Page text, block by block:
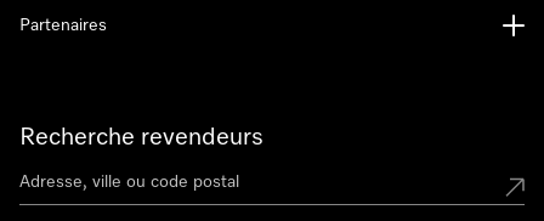
Recherche revendeurs
Partenaires